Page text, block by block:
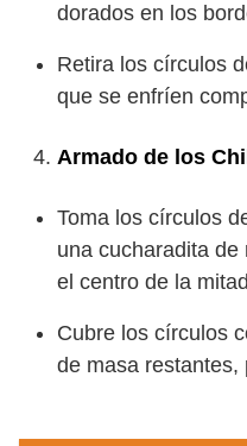
dorados en los
Retira los círculos
que se enfríen
Armado de los
Toma los círculos
una cucharadita
el centro de la
Cubre los círculos
de masa restantes,